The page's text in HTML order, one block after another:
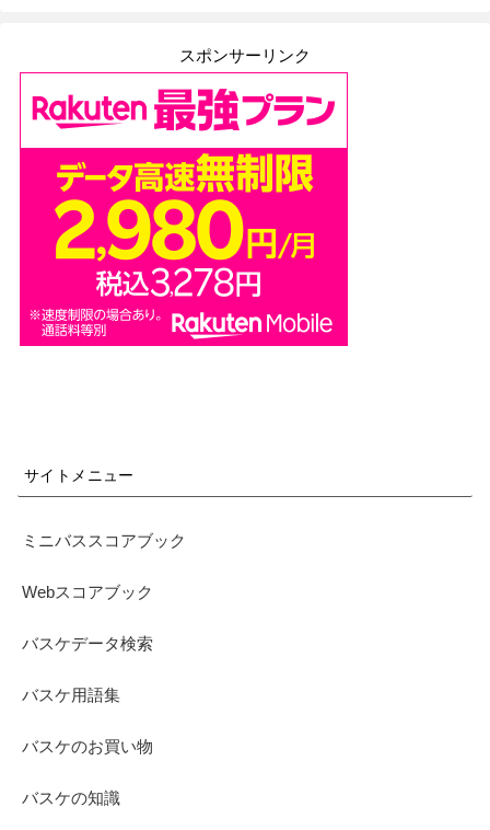
スポンサーリンク
サイトメニュー
ミニバススコアブック
Webスコアブック
バスケデータ検索
バスケ用語集
バスケのお買い物
バスケの知識